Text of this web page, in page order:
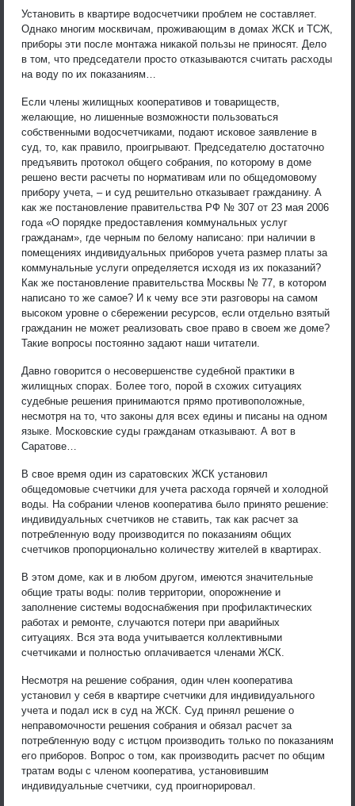
Установить в квартире водосчетчики проблем не составляет.
Однако многим москвичам, проживающим в домах ЖСК и ТСЖ,
приборы эти после монтажа никакой пользы не приносят. Дело
в том, что председатели просто отказываются считать расходы
на воду по их показаниям…
Если члены жилищных кооперативов и товариществ,
желающие, но лишенные возможности пользоваться
собственными водосчетчиками, подают исковое заявление в
суд, то, как правило, проигрывают. Председателю достаточно
предъявить протокол общего собрания, по которому в доме
решено вести расчеты по нормативам или по общедомовому
прибору учета, – и суд решительно отказывает гражданину. А
как же постановление правительства РФ № 307 от 23 мая 2006
года «О порядке предоставления коммунальных услуг
гражданам», где черным по белому написано: при наличии в
помещениях индивидуальных приборов учета размер платы за
коммунальные услуги определяется исходя из их показаний?
Как же постановление правительства Москвы № 77, в котором
написано то же самое? И к чему все эти разговоры на самом
высоком уровне о сбережении ресурсов, если отдельно взятый
гражданин не может реализовать свое право в своем же доме?
Такие вопросы постоянно задают наши читатели.
Давно говорится о несовершенстве судебной практики в
жилищных спорах. Более того, порой в схожих ситуациях
судебные решения принимаются прямо противоположные,
несмотря на то, что законы для всех едины и писаны на одном
языке. Московские суды гражданам отказывают. А вот в
Саратове…
В свое время один из саратовских ЖСК установил
общедомовые счетчики для учета расхода горячей и холодной
воды. На собрании членов кооператива было принято решение:
индивидуальных счетчиков не ставить, так как расчет за
потребленную воду производится по показаниям общих
счетчиков пропорционально количеству жителей в квартирах.
В этом доме, как и в любом другом, имеются значительные
общие траты воды: полив территории, опорожнение и
заполнение системы водоснабжения при профилактических
работах и ремонте, случаются потери при аварийных
ситуациях. Вся эта вода учитывается коллективными
счетчиками и полностью оплачивается членами ЖСК.
Несмотря на решение собрания, один член кооператива
установил у себя в квартире счетчики для индивидуального
учета и подал иск в суд на ЖСК. Суд принял решение о
неправомочности решения собрания и обязал расчет за
потребленную воду с истцом производить только по показаниям
его приборов. Вопрос о том, как производить расчет по общим
тратам воды с членом кооператива, установившим
индивидуальные счетчики, суд проигнорировал.